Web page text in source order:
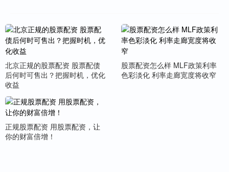
北京正规的股票配资 股票配债
后何时可售出？把握时机，优化
收益
股票配资怎么样 MLF政策利率
色彩淡化 利率走廊宽度将收窄
正规股票配资 用股票配资，让
你的财富倍增！